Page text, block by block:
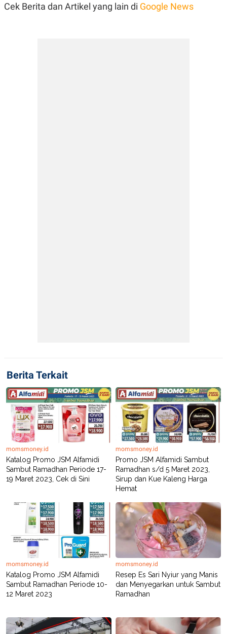
Cek Berita dan Artikel yang lain di Google News
Berita Terkait
momsmoney.id
Katalog Promo JSM Alfamidi
Sambut Ramadhan Periode 17-
19 Maret 2023, Cek di Sini
momsmoney.id
Promo JSM Alfamidi Sambut
Ramadhan s/d 5 Maret 2023,
Sirup dan Kue Kaleng Harga
Hemat
momsmoney.id
Katalog Promo JSM Alfamidi
Sambut Ramadhan Periode 10-
12 Maret 2023
momsmoney.id
Resep Es Sari Nyiur yang Manis
dan Menyegarkan untuk Sambut
Ramadhan